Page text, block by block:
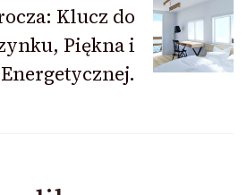
Klucz do
Piękna i